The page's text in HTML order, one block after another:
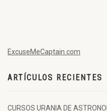
ExcuseMeCaptain.com
ARTÍCULOS RECIENTES
CURSOS URANIA DE